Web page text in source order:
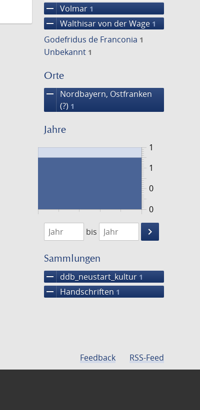
remove Volmar 1
remove Walthisar von der Wage 1
Godefridus de Franconia 1
Unbekannt 1
Orte
remove
Nordbayern, Ostfranken
(?) 1
Jahre
0
1
0
1
1474
1475
bis
keyboard_arrow_right
Suche
Sammlungen
remove ddb_neustart_kultur 1
remove Handschriften 1
Feedback RSS-Feed